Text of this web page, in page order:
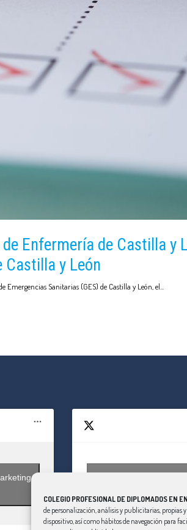
COLEGIO PROFESIONAL DE DIPLOMADOS EN
de personalización, análisis y publicitarias, propias
dispositivo, así como hábitos de navegación para
Enfermería de Castilla y
Castilla y León
Sanitarias (GES) de Castilla y León, el